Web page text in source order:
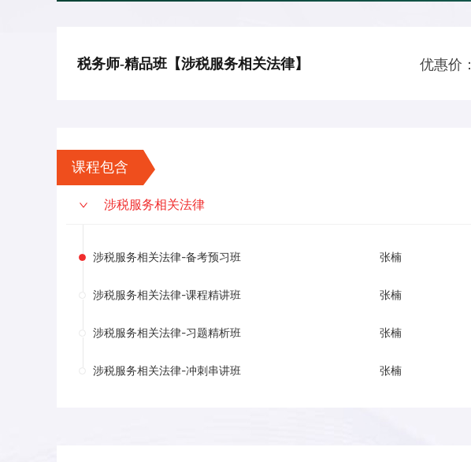
税务师-精品班【涉税服务相关法律】 优惠价：
课程包含
涉税服务相关法律
涉税服务相关法律-备考预习班 张楠
涉税服务相关法律-课程精讲班 张楠
涉税服务相关法律-习题精析班 张楠
涉税服务相关法律-冲刺串讲班 张楠